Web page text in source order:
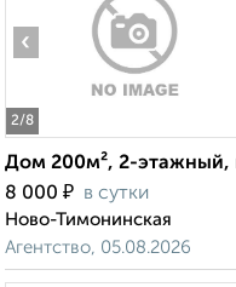
2/8
‹
Дом 200м², 2-этажный,
8 000 ₽ в сутки
Ново-Тимонинская
Агентство, 05.08.2026